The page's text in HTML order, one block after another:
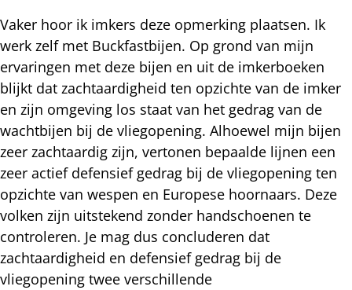
Vaker hoor ik imkers deze opmerking plaatsen. Ik
werk zelf met Buckfastbijen. Op grond van mijn
ervaringen met deze bijen en uit de imkerboeken
blijkt dat zachtaardigheid ten opzichte van de imker
en zijn omgeving los staat van het gedrag van de
wachtbijen bij de vliegopening. Alhoewel mijn bijen
zeer zachtaardig zijn, vertonen bepaalde lijnen een
zeer actief defensief gedrag bij de vliegopening ten
opzichte van wespen en Europese hoornaars. Deze
volken zijn uitstekend zonder handschoenen te
controleren. Je mag dus concluderen dat
zachtaardigheid en defensief gedrag bij de
vliegopening twee verschillende